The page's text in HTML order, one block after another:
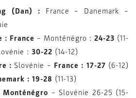
(Dan) : France –
Danemark –
: France – Monténégro : 24-23 (11-
: 30-22 (14-12)
:Slovénie – France : 17-27 (6-12)
: 19-28 (11-13)
Monténégro – Slovénie 26-25 (15-